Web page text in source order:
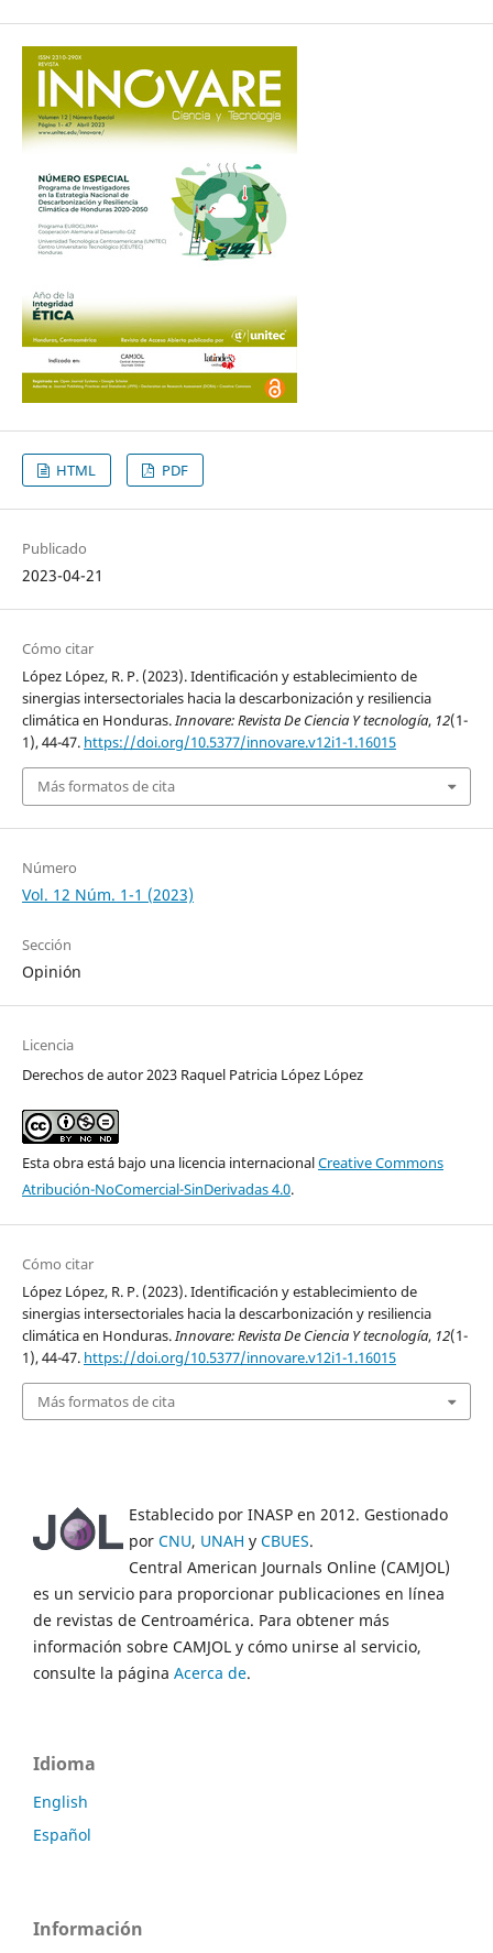
HTML PDF
Publicado
2023-04-21
Cómo citar
López López, R. P. (2023). Identificación y establecimiento de
sinergias intersectoriales hacia la descarbonización y resiliencia
climática en Honduras.Innovare: Revista De Ciencia Y tecnología, 12(1-
1), 44-47. https://doi.org/10.5377/innovare.v12i1-1.16015
Más formatos de cita
Número
Vol. 12 Núm. 1-1 (2023)
Sección
Opinión
Licencia
Derechos de autor 2023 Raquel Patricia López López
Esta obra está bajo una licencia internacionalCreative Commons
Atribución-NoComercial-SinDerivadas 4.0.
Cómo citar
López López, R. P. (2023). Identificación y establecimiento de
sinergias intersectoriales hacia la descarbonización y resiliencia
climática en Honduras.Innovare: Revista De Ciencia Y tecnología, 12(1-
1), 44-47. https://doi.org/10.5377/innovare.v12i1-1.16015
Más formatos de cita
Establecido por INASP en 2012. Gestionado
por CNU, UNAH y CBUES.
Central American Journals Online (CAMJOL)
es un servicio para proporcionar publicaciones en línea
de revistas de Centroamérica. Para obtener más
información sobre CAMJOL y cómo unirse al servicio,
consulte la página Acerca de.
Idioma
English
Español
Información